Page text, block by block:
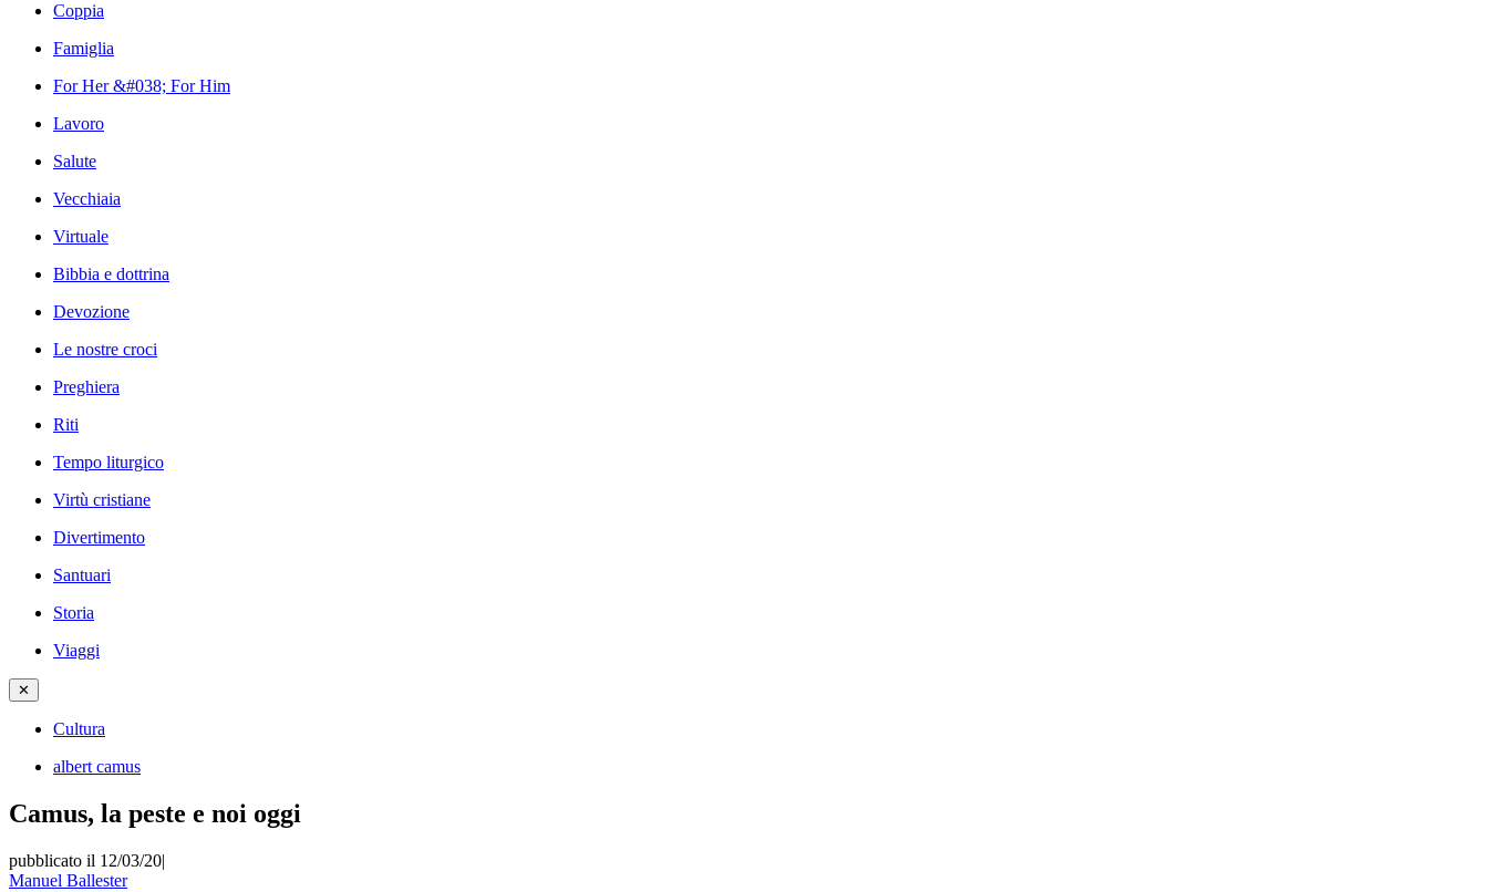
Coppia
Famiglia
For Her &#038; For Him
Lavoro
Salute
Vecchiaia
Virtuale
Bibbia e dottrina
Devozione
Le nostre croci
Preghiera
Riti
Tempo liturgico
Virtù cristiane
Divertimento
Santuari
Storia
Viaggi
✕
Cultura
albert camus
Camus, la peste e noi oggi
pubblicato il 12/03/20|
Manuel Ballester